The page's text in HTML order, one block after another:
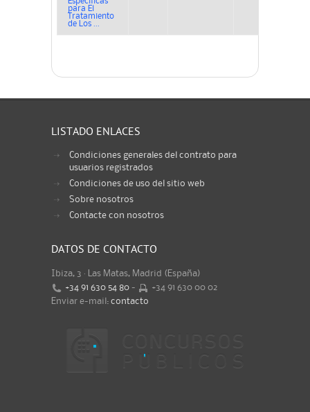
para El
Tratamiento
de Los ...
LISTADO ENLACES
Condiciones generales del contrato para
usuarios registrados
Condiciones de uso del sitio web
Sobre nosotros
Contacte con nosotros
DATOS DE CONTACTO
Ibiza, 3 · Las Matas, Madrid (España)
+34 91 630 54 80 -
+34 91 630 00 02
Enviar e-mail: contacto